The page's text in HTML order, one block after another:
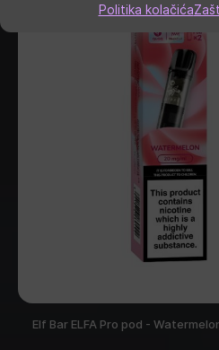
Politika kolačića
Elf Bar ELFA Pro pod -